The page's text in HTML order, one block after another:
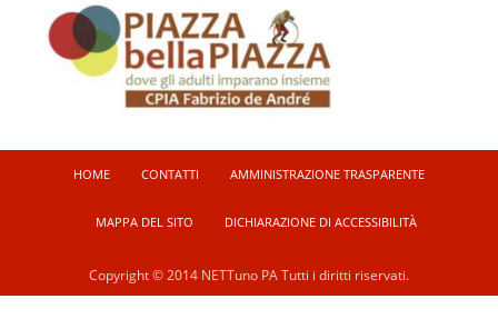
HOME CONTATTI AMMINISTRAZIONE TRASPARENTE
MAPPA DEL SITO DICHIARAZIONE DI ACCESSIBILITÀ
Copyright © 2014 NETTuno PA Tutti i diritti riservati.